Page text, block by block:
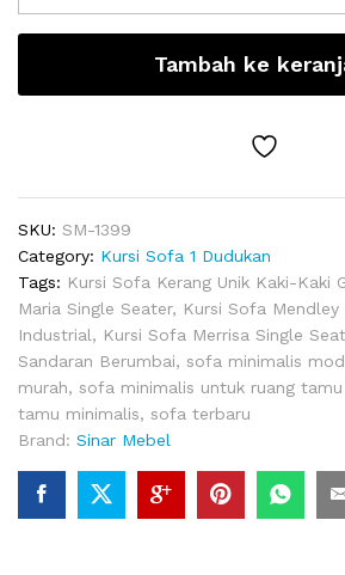
Mendley
Single
Industrial
Tambah ke
SKU: SM-1399
Category: Kursi Sofa 1 Dudukan
Tags: Kursi Sofa Kerang Unik Kaki-Kaki
Maria Single Seater, Kursi Sofa Mendley
Industrial, Kursi Sofa Merrisa Single
Sandaran Berumbai, sofa minimalis
murah, sofa minimalis untuk ruang tamu
tamu minimalis, sofa terbaru
Brand: Sinar Mebel